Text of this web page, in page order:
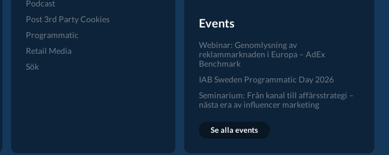
Podcast
Post 3rd Party Cookies
Programmatic
Retail Media
Sök
Events
Webinar: Genomlysning av
reklammarknaden i Europa – AdEx
Benchmark
IAB Sweden Programmatic Day 2026
Seminarium: Från kanal till affärsstrategi –
nästa era av influencer marketing
Se alla events